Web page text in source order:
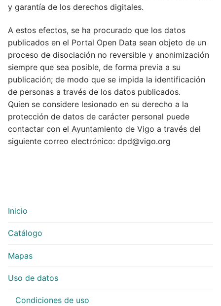
Desarrolladores
Aviso Legal
Solicitud de Datos Abiertos
El Ayuntamiento de Vigo y la Innovación
App «Vigo»
Vigo 25 AI – Buscador, asistente, chatbot con
Inteligencia Artificial
Gemelo digital de la ciudad de Vigo
Plataforma smart city VCI+ 2.0
Plan Municipal de impulso de la reutilización de
Accesibilidad
Protección de datos
Política sobre cookies
Acerca de
Idioma:
Galego
Español
y garantía de los derechos digitales.
A estos efectos, se ha procurado que los datos
publicados en el Portal Open Data sean objeto de un
proceso de disociación no reversible y anonimización
siempre que sea posible, de forma previa a su
publicación; de modo que se impida la identificación
de personas a través de los datos publicados.
Quien se considere lesionado en su derecho a la
protección de datos de carácter personal puede
contactar con el Ayuntamiento de Vigo a través del
siguiente correo electrónico: dpd@vigo.org
Inicio
Catálogo
Mapas
Uso de datos
Condiciones de uso